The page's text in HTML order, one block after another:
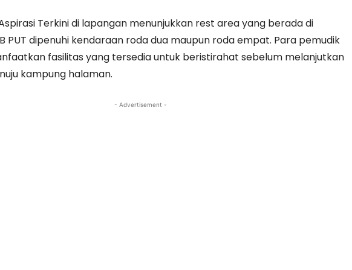
Terkini di lapangan menunjukkan rest area yang berada di
PUT dipenuhi kendaraan roda dua maupun roda empat. Para pemudik
fasilitas yang tersedia untuk beristirahat sebelum melanjutkan
kampung halaman.
- Advertisement -